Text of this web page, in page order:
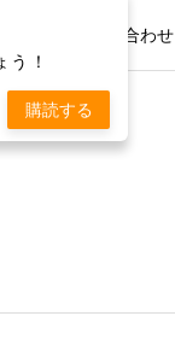
お問い合わせ
！
購読する